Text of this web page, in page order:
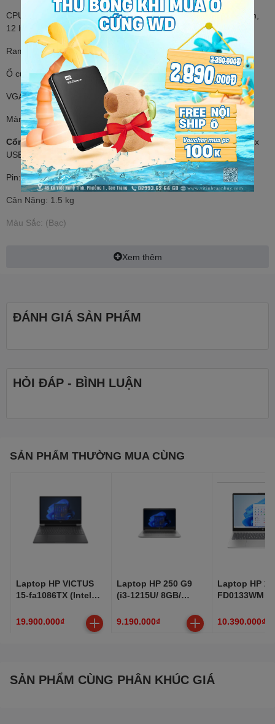
CPU: Intel® Core™ 5 120U (1.4 GHz - 5.0 GHz/ 12MB/ 10 nhân,
12 luồng)
Ram: 16GB Onboard 3200MHz GDDR4
Ổ cứng: 512GB SSD M.2 NVMe
VGA: Intel® Iris® Xe Graphics
Màn Hình: 14" ( 1920 x 1080 ) Full HD IPS , 60Hz , cảm ứng
Cổng kết nối:1x USB 2.0 Type-A, 1x USB 3.2 Gen 1 Type-C, 2x
USB 3.2 Gen 1 Type-A
Pin: 3 Cell 43 WHrs
Cân Nặng: 1.5 kg
Màu Sắc: (Bạc)
Xem thêm
ĐÁNH GIÁ SẢN PHẨM
HỎI ĐÁP - BÌNH LUẬN
SẢN PHẨM THƯỜNG MUA CÙNG
Laptop HP VICTUS
15-fa1086TX (Intel
16GB | 1TB | RTX
4050 | 15.6 inch FHD
19.900.000₫
Laptop HP 250 G9
(i3-1215U/ 8GB/
SL)
9.190.000₫
Laptop HP
FD0133WM
Intel
10.390.000₫
SẢN PHẨM CÙNG PHÂN KHÚC GIÁ